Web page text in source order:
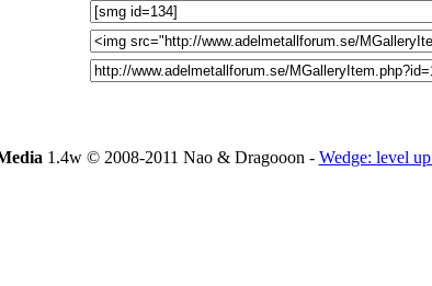
1.4w © 2008-2011 Nao & Dragooon - Wedge: level